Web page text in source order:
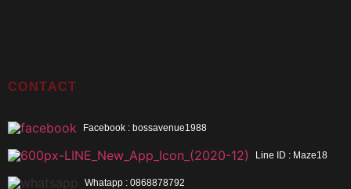
CONTACT
Facebook : bossavenue1988
Line ID : Maze18
Whatapp : 0868878792